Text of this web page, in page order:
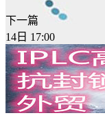
下一篇
14日 17:00